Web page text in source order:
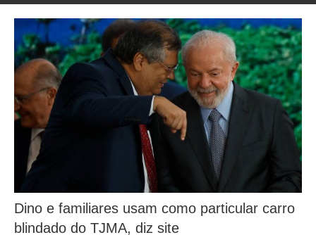
Dino e familiares usam como particular carro
blindado do TJMA, diz site